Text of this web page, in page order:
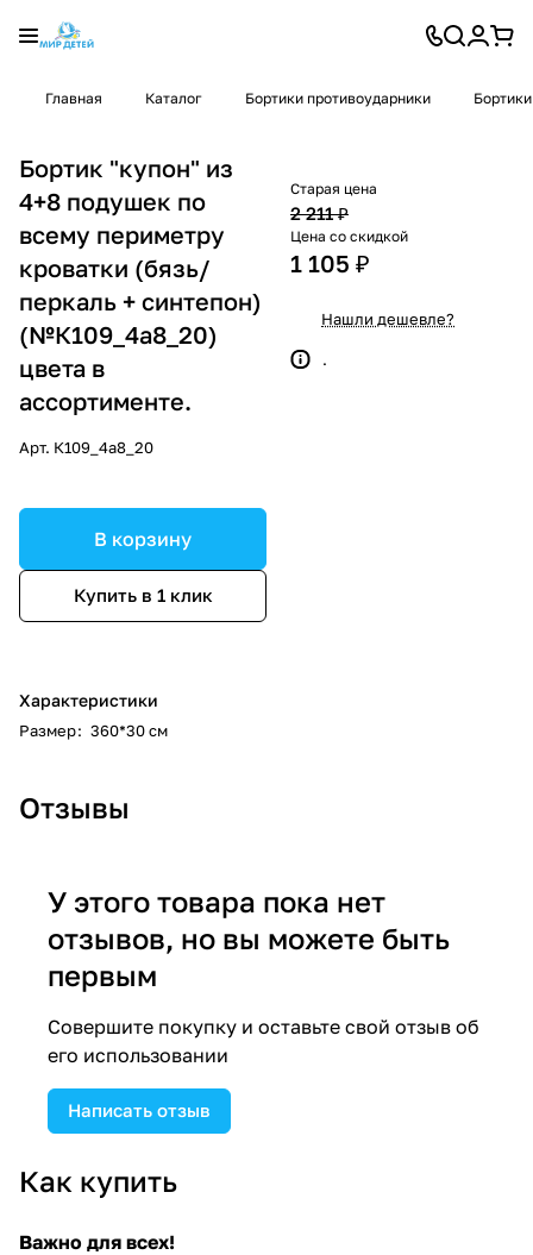
Главная Каталог Бортики противоударники
Бортик "купон" из
4+8 подушек по
всему периметру
кроватки (бязь/
перкаль + синтепон)
(№К109_4а8_20)
цвета в
ассортименте.
Арт. К109_4а8_20
В корзину
Купить в 1 клик
Характеристики
Размер: 360*30 см
Старая цена
2 211 ₽
Цена со скидкой
1 105 ₽
Нашли дешевле?
.
Отзывы
У этого товара пока нет
отзывов, но вы можете быть
первым
Совершите покупку и оставьте свой отзыв об
его использовании
Написать отзыв
Как купить
Важно для всех!